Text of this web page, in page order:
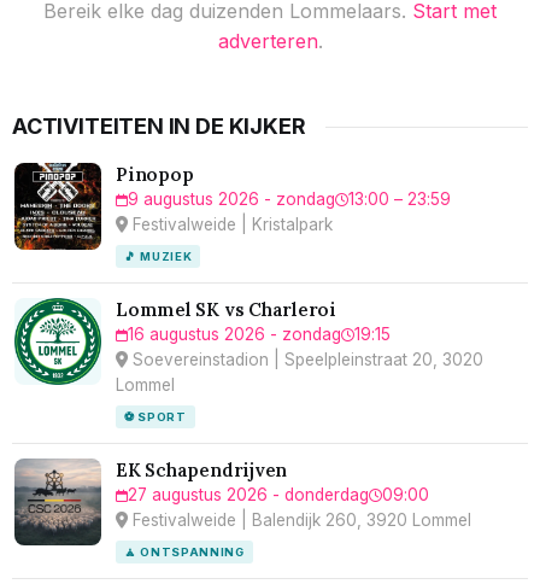
Bereik elke dag duizenden Lommelaars. Start met
adverteren.
ACTIVITEITEN IN DE KIJKER
Pinopop
9 augustus 2026 - zondag
13:00 – 23:59
Festivalweide | Kristalpark
🎵 MUZIEK
Lommel SK vs Charleroi
16 augustus 2026 - zondag
19:15
Soevereinstadion | Speelpleinstraat 20, 3020
Lommel
⚽ SPORT
EK Schapendrijven
27 augustus 2026 - donderdag
09:00
Festivalweide | Balendijk 260, 3920 Lommel
🧘 ONTSPANNING